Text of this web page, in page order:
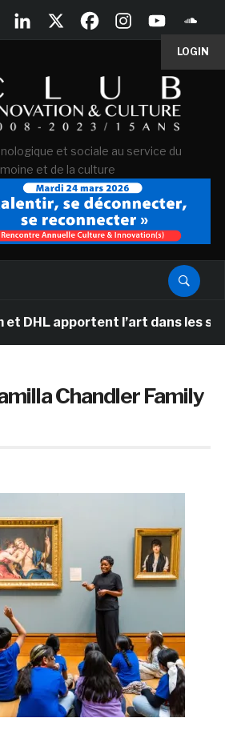
LOGIN
et sociale au service du
et de la culture
apportent l’art dans les
Chandler Family